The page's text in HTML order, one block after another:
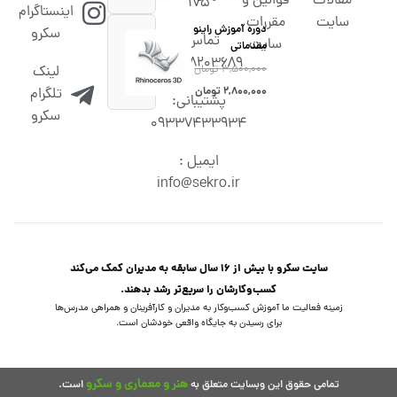
سایت
مقررات
سایت
تماس :
02538203689
پشتیبانی:
09337433934
ایمیل :
info@sekro.ir
دوره آموزش راینو
مقدماتی
۳,۵۰۰,۰۰۰تومان
۲,۸۰۰,۰۰۰تومان
اینستاگرام
سکرو
لینک
تلگرام
سکرو
سایت سکرو با بیش از 16 سال سابقه به مدیران کمک می‌کند
کسب‌و‌کارشان را سریع‌تر رشد بدهند.
زمینه فعالیت ما آموزش کسب‌وکار به مدیران و کارآفرینان و همراهی مدرس‌ها
برای رسیدن به جایگاه واقعی خودشان است.
تمامی حقوق این وبسایت متعلق بههنر و معماری و سکرو است.